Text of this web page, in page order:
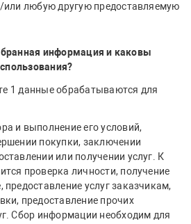
или любую другую предоставляемую
информация и каковы
1 данные обрабатываются для
и выполнение его условий,
покупки, заключении
или получении услуг. К
проверка личности, получение
услуг заказчикам,
предоставление прочих
Сбор информации необходим для